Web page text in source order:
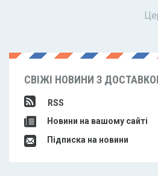
СВІЖІ НОВИНИ З
RSS
Новини на вашому сайті
Підписка на новини